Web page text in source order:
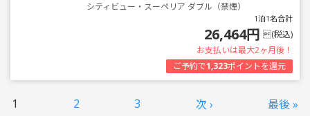
シティビュー・スーペリア ダブル（禁煙）
1泊1名合計
26,464円 (税込)
お支払いは最大2ヶ月後！
ご予約で1,323ポイントを還元
1 2 3 次 › 最後 »